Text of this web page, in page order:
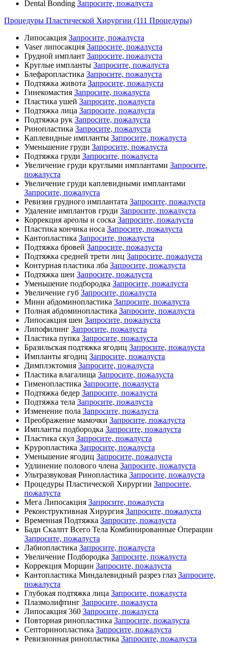
Dental Bonding Запросите, пожалуста
Процедуры Пластической Хирургии (111 Процедуры)
Липосакция Запросите, пожалуста
Vaser липосакция Запросите, пожалуста
Грудной имплант Запросите, пожалуста
Круглые импланты Запросите, пожалуста
Блефаропластика Запросите, пожалуста
Подтяжка живота Запросите, пожалуста
Гинекомастия Запросите, пожалуста
Пластика ушей Запросите, пожалуста
Подтяжка лица Запросите, пожалуста
Подтяжка рук Запросите, пожалуста
Ринопластика Запросите, пожалуста
Каплевидные импланты Запросите, пожалуста
Уменьшение груди Запросите, пожалуста
Подтяжка груди Запросите, пожалуста
Увеличение груди круглыми имплантами Запросите,
пожалуста
Увеличение груди каплевидными имплантами
Запросите, пожалуста
Ревизия грудного имплантата Запросите, пожалуста
Удаление имплантов груди Запросите, пожалуста
Коррекция ареолы и соска Запросите, пожалуста
Пластика кончика носа Запросите, пожалуста
Кантопластика Запросите, пожалуста
Подтяжка бровей Запросите, пожалуста
Подтяжка средней трети лиц Запросите, пожалуста
Контурная пластика лба Запросите, пожалуста
Подтяжка шеи Запросите, пожалуста
Уменьшение подбородка Запросите, пожалуста
Увеличение губ Запросите, пожалуста
Мини абдоминопластика Запросите, пожалуста
Полная абдоминопластика Запросите, пожалуста
Липосакция шеи Запросите, пожалуста
Липофилинг Запросите, пожалуста
Пластика пупка Запросите, пожалуста
Бразильская подтяжка ягодиц Запросите, пожалуста
Импланты ягодиц Запросите, пожалуста
Димплэктомия Запросите, пожалуста
Пластика влагалища Запросите, пожалуста
Гименопластика Запросите, пожалуста
Подтяжка бедер Запросите, пожалуста
Подтяжка тела Запросите, пожалуста
Изменение пола Запросите, пожалуста
Преображение мамочки Запросите, пожалуста
Импланты подбородка Запросите, пожалуста
Пластика скул Запросите, пожалуста
Круропластика Запросите, пожалуста
Уменьшение ягодиц Запросите, пожалуста
Удлинение полового члена Запросите, пожалуста
Ультразвуковая Ринопластика Запросите, пожалуста
Процедуры Пластической Хирургии Запросите,
пожалуста
Мега Липосакция Запросите, пожалуста
Реконструктивная Хирургия Запросите, пожалуста
Временная Подтяжка Запросите, пожалуста
Бади Скалпт Всего Тела Комбинированные Операции
Запросите, пожалуста
Лабиопластика Запросите, пожалуста
Увеличение Подбородка Запросите, пожалуста
Коррекция Морщин Запросите, пожалуста
Кантопластика Миндалевидный разрез глаз Запросите,
пожалуста
Глубокая подтяжка лица Запросите, пожалуста
Плазмолифтинг Запросите, пожалуста
Липосакция 360 Запросите, пожалуста
Повторная ринопластика Запросите, пожалуста
Септоринопластика Запросите, пожалуста
Ревизионная ринопластика Запросите, пожалуста